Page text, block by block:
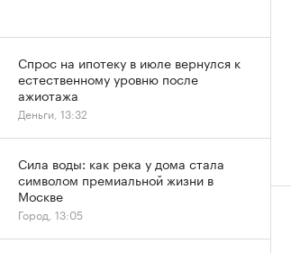
Спрос на ипотеку в июле вернулся к
естественному уровню после
ажиотажа
Деньги, 13:32
Сила воды: как река у дома стала
символом премиальной жизни в
Москве
Город, 13:05